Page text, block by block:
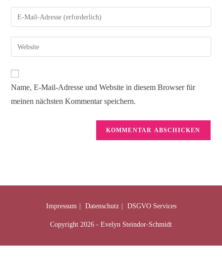
Name, E-Mail-Adresse und Website in diesem Browser für
meinen nächsten Kommentar speichern.
Impressum Datenschutz DSGVO Services
Copyright 2026 - Evelyn Steindor-Schmidt